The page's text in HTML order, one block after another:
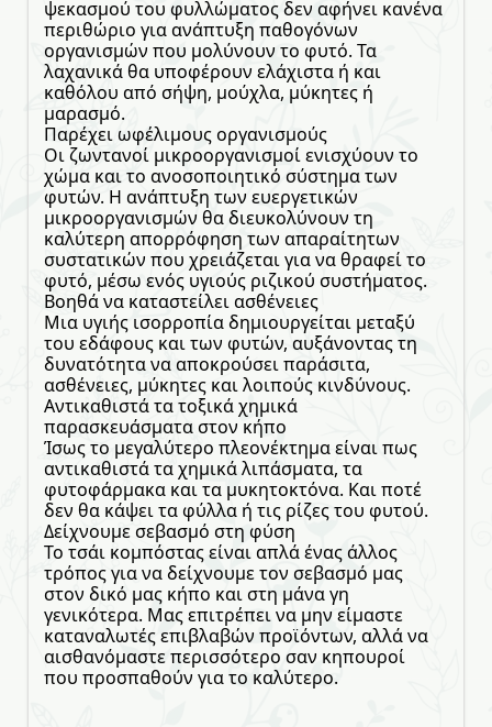
ψεκασμού του φυλλώματος δεν αφήνει κανένα
περιθώριο για ανάπτυξη παθογόνων
οργανισμών που μολύνουν το φυτό. Τα
λαχανικά θα υποφέρουν ελάχιστα ή και
καθόλου από σήψη, μούχλα, μύκητες ή
μαρασμό.
Παρέχει ωφέλιμους οργανισμούς
Οι ζωντανοί μικροοργανισμοί ενισχύουν το
χώμα και το ανοσοποιητικό σύστημα των
φυτών. Η ανάπτυξη των ευεργετικών
μικροοργανισμών θα διευκολύνουν τη
καλύτερη απορρόφηση των απαραίτητων
συστατικών που χρειάζεται για να θραφεί το
φυτό, μέσω ενός υγιούς ριζικού συστήματος.
Βοηθά να καταστείλει ασθένειες
Μια υγιής ισορροπία δημιουργείται μεταξύ
του εδάφους και των φυτών, αυξάνοντας τη
δυνατότητα να αποκρούσει παράσιτα,
ασθένειες, μύκητες και λοιπούς κινδύνους.
Αντικαθιστά τα τοξικά χημικά
παρασκευάσματα στον κήπο
Ίσως το μεγαλύτερο πλεονέκτημα είναι πως
αντικαθιστά τα χημικά λιπάσματα, τα
φυτοφάρμακα και τα μυκητοκτόνα. Και ποτέ
δεν θα κάψει τα φύλλα ή τις ρίζες του φυτού.
Δείχνουμε σεβασμό στη φύση
Το τσάι κομπόστας είναι απλά ένας άλλος
τρόπος για να δείχνουμε τον σεβασμό μας
στον δικό μας κήπο και στη μάνα γη
γενικότερα. Μας επιτρέπει να μην είμαστε
καταναλωτές επιβλαβών προϊόντων, αλλά να
αισθανόμαστε περισσότερο σαν κηπουροί
που προσπαθούν για το καλύτερο.